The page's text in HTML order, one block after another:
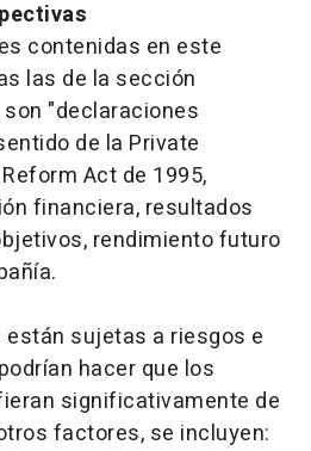
contenidas en este
las de la sección
"declaraciones
de la Private
Act de 1995,
financiera, resultados
rendimiento futuro
sujetas a riesgos e
hacer que los
significativamente de
factores, se incluyen: